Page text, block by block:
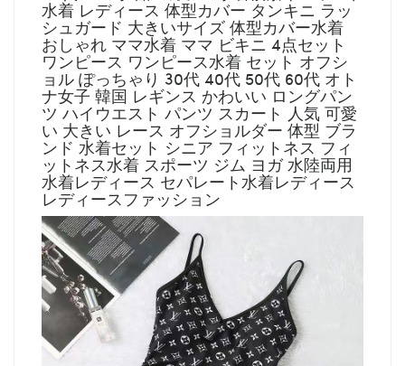
水着 レディース 体型カバー タンキニ ラッ
シュガード 大きいサイズ 体型カバー水着
おしゃれ ママ水着 ママ ビキニ 4点セット
ワンピース ワンピース水着 セット オフシ
ョル ぽっちゃり 30代 40代 50代 60代 オト
ナ女子 韓国 レギンス かわいい ロングパン
ツ ハイウエスト パンツ スカート 人気 可愛
い 大きい レース オフショルダー 体型 ブラ
ンド 水着セット シニア フィットネス フィ
ットネス水着 スポーツ ジム ヨガ 水陸両用
水着レディース セパレート水着レディース
レディースファッション